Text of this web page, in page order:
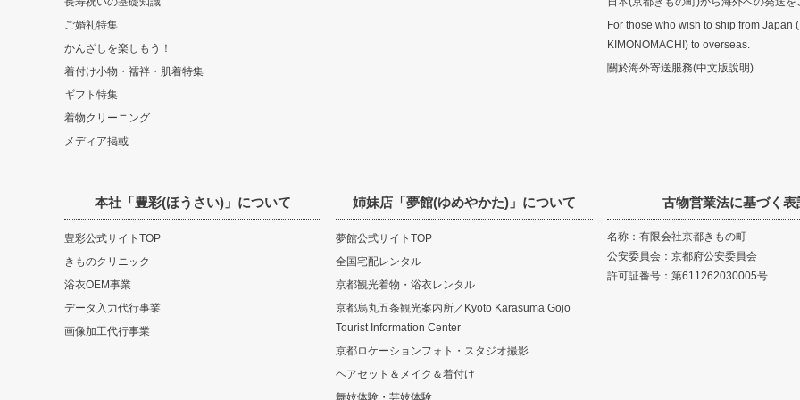
ご婚礼特集
かんざしを楽しもう！
着付け小物・襦袢・肌着特集
ギフト特集
着物クリーニング
メディア掲載
For those who wish to ship from Japan
KIMONOMACHI) to overseas.
關於海外寄送服務(中文版說明)
本社「豊彩(ほうさい)」について
豊彩公式サイトTOP
きものクリニック
浴衣OEM事業
データ入力代行事業
画像加工代行事業
姉妹店「夢館(ゆめやかた)」について
夢館公式サイトTOP
全国宅配レンタル
京都観光着物・浴衣レンタル
京都烏丸五条観光案内所／Kyoto Karasuma Gojo
Tourist Information Center
京都ロケーションフォト・スタジオ撮影
ヘアセット＆メイク＆着付け
舞妓体験・芸妓体験
古物営業法に基づく表
名称：有限会社京都きもの町
公安委員会：京都府公安委員会
許可証番号：第611262030005号